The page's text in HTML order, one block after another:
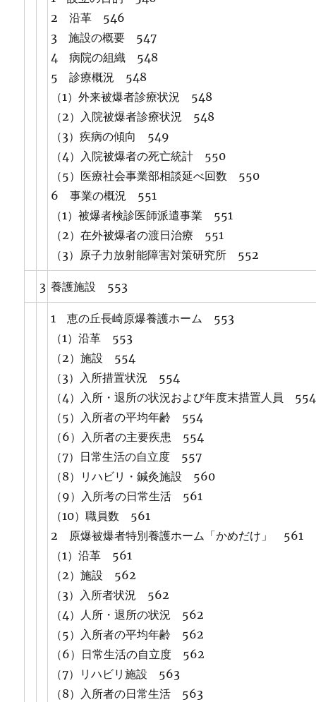
2 沿革 546
3 施設の概要 547
4 病院の組織 548
5 診療概況 548
（1）外来被爆者診療状況 548
（2）入院被爆者診療状況 548
（3）疾病の傾向 549
（4）入院被爆者の死亡統計 550
（5）医療社会事業部相談延べ回数 550
6 事業の概況 551
（1）被爆者検診医師派遣事業 551
（2）在外被爆者の渡日治療 551
（3）原子力放射能障害対策研究所 552
3 養護施設 553
1 恵の丘長崎原爆養護ホーム 553
（1）沿革 553
（2）施設 554
（3）入所措置状況 554
（4）入所・退所の状況および年度末措置人員 554
（5）入所者の平均年齢 554
（6）入所者の主要疾患 554
（7）日常生活の自立度 557
（8）リハビリ・鍼灸施設 560
（9）入所考の日常生活 561
（10）職員数 561
2 原爆被爆者特別養護ホーム「かめだけ」 561
（1）沿革 561
（2）施設 562
（3）入所者状況 562
（4）人所・退所の状況 562
（5）入所者の平均年齢 562
（6）日常生活の自立度 562
（7）リハビリ施設 563
（8）入所者の日常生活 563